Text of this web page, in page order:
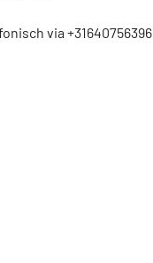
via +31640756396